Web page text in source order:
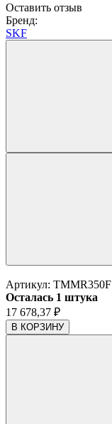
Оставить отзыв
Бренд:
SKF
Артикул: TMMR350F
Осталась 1 штука
17 678,37 ₽
В КОРЗИНУ